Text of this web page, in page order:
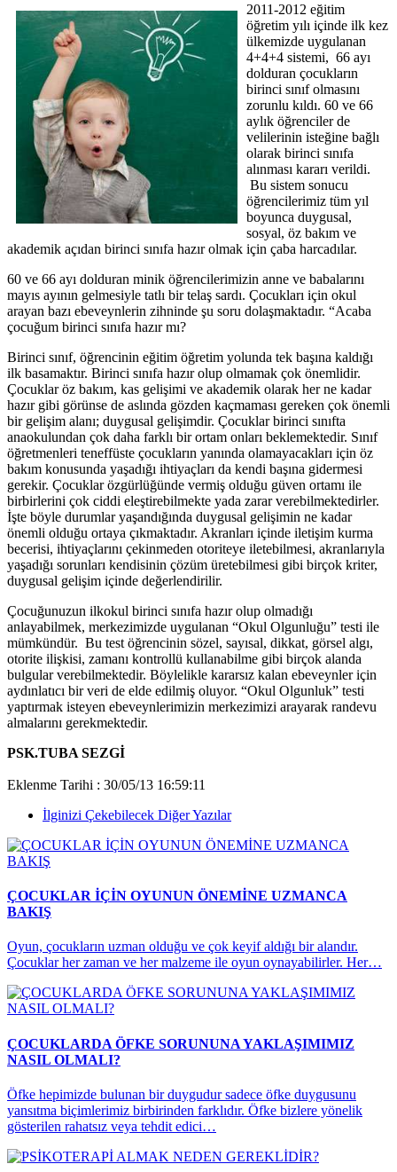
2011-2012 eğitim
öğretim yılı içinde ilk kez
ülkemizde uygulanan
4+4+4 sistemi, 66 ayı
dolduran çocukların
birinci sınıf olmasını
zorunlu kıldı. 60 ve 66
aylık öğrenciler de
velilerinin isteğine bağlı
olarak birinci sınıfa
alınması kararı verildi.
Bu sistem sonucu
öğrencilerimiz tüm yıl
boyunca duygusal,
sosyal, öz bakım ve
akademik açıdan birinci sınıfa hazır olmak için çaba harcadılar.
60 ve 66 ayı dolduran minik öğrencilerimizin anne ve babalarını
mayıs ayının gelmesiyle tatlı bir telaş sardı. Çocukları için okul
arayan bazı ebeveynlerin zihninde şu soru dolaşmaktadır. “Acaba
çocuğum birinci sınıfa hazır mı?
Birinci sınıf, öğrencinin eğitim öğretim yolunda tek başına kaldığı
ilk basamaktır. Birinci sınıfa hazır olup olmamak çok önemlidir.
Çocuklar öz bakım, kas gelişimi ve akademik olarak her ne kadar
hazır gibi görünse de aslında gözden kaçmaması gereken çok önemli
bir gelişim alanı; duygusal gelişimdir. Çocuklar birinci sınıfta
anaokulundan çok daha farklı bir ortam onları beklemektedir. Sınıf
öğretmenleri teneffüste çocukların yanında olamayacakları için öz
bakım konusunda yaşadığı ihtiyaçları da kendi başına gidermesi
gerekir. Çocuklar özgürlüğünde vermiş olduğu güven ortamı ile
birbirlerini çok ciddi eleştirebilmekte yada zarar verebilmektedirler.
İşte böyle durumlar yaşandığında duygusal gelişimin ne kadar
önemli olduğu ortaya çıkmaktadır. Akranları içinde iletişim kurma
becerisi, ihtiyaçlarını çekinmeden otoriteye iletebilmesi, akranlarıyla
yaşadığı sorunları kendisinin çözüm üretebilmesi gibi birçok kriter,
duygusal gelişim içinde değerlendirilir.
Çocuğunuzun ilkokul birinci sınıfa hazır olup olmadığı
anlayabilmek, merkezimizde uygulanan “Okul Olgunluğu” testi ile
mümkündür. Bu test öğrencinin sözel, sayısal, dikkat, görsel algı,
otorite ilişkisi, zamanı kontrollü kullanabilme gibi birçok alanda
bulgular verebilmektedir. Böylelikle kararsız kalan ebeveynler için
aydınlatıcı bir veri de elde edilmiş oluyor. “Okul Olgunluk” testi
yaptırmak isteyen ebeveynlerimizin merkezimizi arayarak randevu
almalarını gerekmektedir.
PSK.TUBA SEZGİ
Eklenme Tarihi : 30/05/13 16:59:11
İlginizi Çekebilecek Diğer Yazılar
ÇOCUKLAR İÇİN OYUNUN ÖNEMİNE UZMANCA
BAKIŞ
Oyun, çocukların uzman olduğu ve çok keyif aldığı bir alandır.
Çocuklar her zaman ve her malzeme ile oyun oynayabilirler. Her…
ÇOCUKLARDA ÖFKE SORUNUNA YAKLAŞIMIMIZ
NASIL OLMALI?
Öfke hepimizde bulunan bir duygudur sadece öfke duygusunu
yansıtma biçimlerimiz birbirinden farklıdır. Öfke bizlere yönelik
gösterilen rahatsız veya tehdit edici…